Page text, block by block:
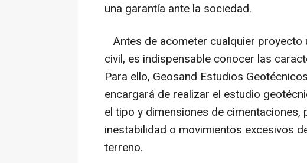
una garantía ante la sociedad.
Antes de acometer cualquier
civil, es indispensable conocer las
Para ello, Geosand Estudios
encargará de realizar el estudio
el tipo y dimensiones de cimentaciones,
inestabilidad o movimientos excesivos
terreno.